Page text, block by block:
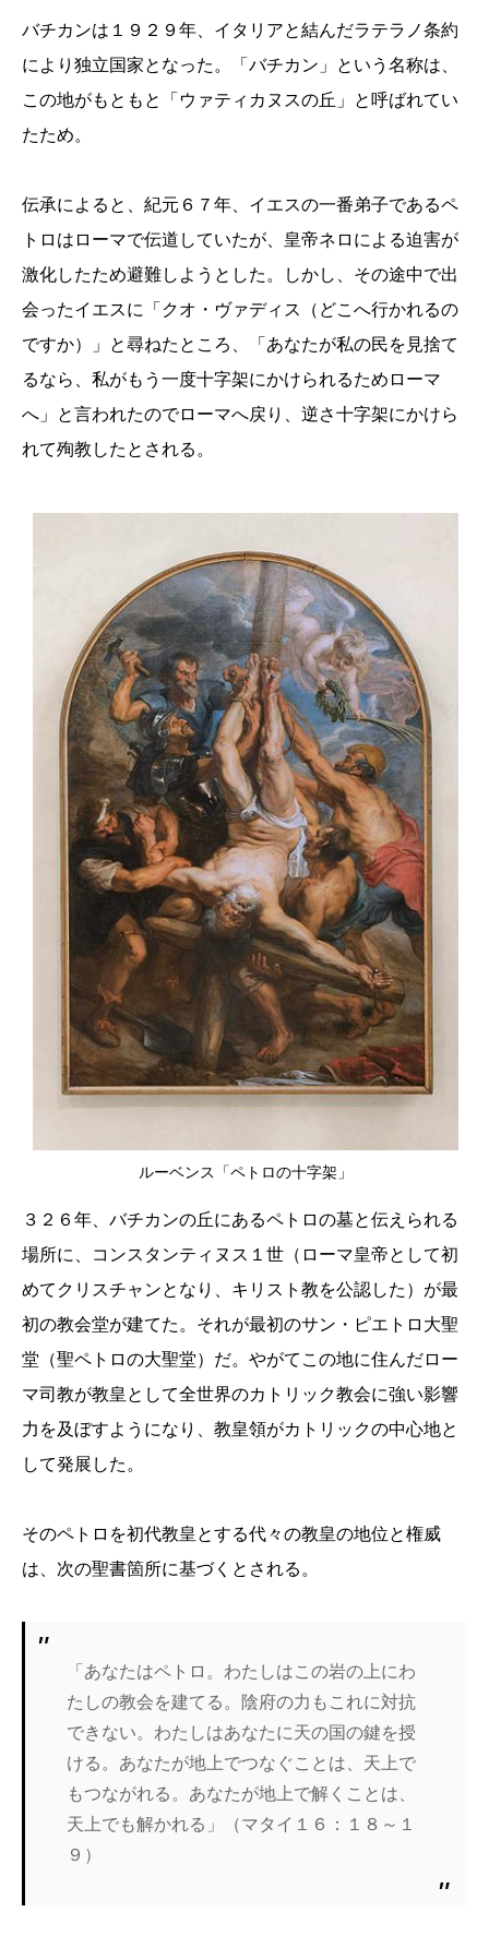
バチカンは１９２９年、イタリアと結んだラテラノ条約
により独立国家となった。「バチカン」という名称は、
この地がもともと「ウァティカヌスの丘」と呼ばれてい
たため。
伝承によると、紀元６７年、イエスの一番弟子であるペ
トロはローマで伝道していたが、皇帝ネロによる迫害が
激化したため避難しようとした。しかし、その途中で出
会ったイエスに「クオ・ヴァディス（どこへ行かれるの
ですか）」と尋ねたところ、「あなたが私の民を見捨て
るなら、私がもう一度十字架にかけられるためローマ
へ」と言われたのでローマへ戻り、逆さ十字架にかけら
れて殉教したとされる。
ルーベンス「ペトロの十字架」
３２６年、バチカンの丘にあるペトロの墓と伝えられる
場所に、コンスタンティヌス１世（ローマ皇帝として初
めてクリスチャンとなり、キリスト教を公認した）が最
初の教会堂が建てた。それが最初のサン・ピエトロ大聖
堂（聖ペトロの大聖堂）だ。やがてこの地に住んだロー
マ司教が教皇として全世界のカトリック教会に強い影響
力を及ぼすようになり、教皇領がカトリックの中心地と
して発展した。
そのペトロを初代教皇とする代々の教皇の地位と権威
は、次の聖書箇所に基づくとされる。
「あなたはペトロ。わたしはこの岩の上にわ
たしの教会を建てる。陰府の力もこれに対抗
できない。わたしはあなたに天の国の鍵を授
ける。あなたが地上でつなぐことは、天上で
もつながれる。あなたが地上で解くことは、
天上でも解かれる」（マタイ１６：１８～１
９）